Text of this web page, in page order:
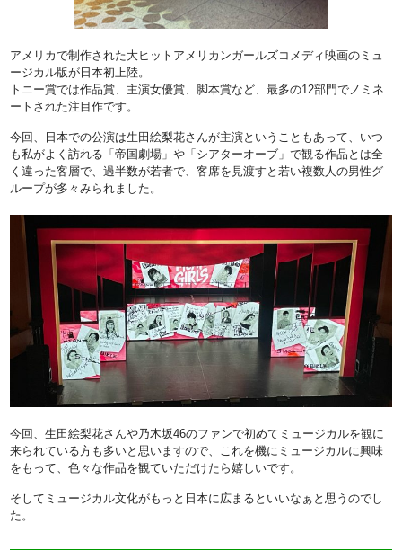
アメリカで制作された大ヒットアメリカンガールズコメディ映画のミュ
ージカル版が日本初上陸。
トニー賞では作品賞、主演女優賞、脚本賞など、最多の12部門でノミネ
ートされた注目作です。
今回、日本での公演は生田絵梨花さんが主演ということもあって、いつ
も私がよく訪れる「帝国劇場」や「シアターオーブ」で観る作品とは全
く違った客層で、過半数が若者で、客席を見渡すと若い複数人の男性グ
ループが多々みられました。
今回、生田絵梨花さんや乃木坂46のファンで初めてミュージカルを観に
来られている方も多いと思いますので、これを機にミュージカルに興味
をもって、色々な作品を観ていただけたら嬉しいです。
そしてミュージカル文化がもっと日本に広まるといいなぁと思うのでし
た。